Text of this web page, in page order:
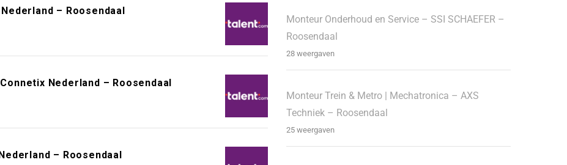
– Roosendaal
Nederland – Roosendaal
– Roosendaal
Monteur Onderhoud en Service – SSI SCHAEFER –
Roosendaal
28 weergaven
Monteur Trein & Metro | Mechatronica – AXS
Techniek – Roosendaal
25 weergaven